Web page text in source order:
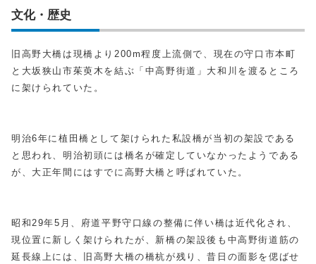
文化・歴史
旧高野大橋は現橋より200m程度上流側で、現在の守口市本町
と大坂狭山市茱萸木を結ぶ「中高野街道」大和川を渡るところ
に架けられていた。
明治6年に植田橋として架けられた私設橋が当初の架設である
と思われ、明治初頭には橋名が確定していなかったようである
が、大正年間にはすでに高野大橋と呼ばれていた。
昭和29年5月、府道平野守口線の整備に伴い橋は近代化され、
現位置に新しく架けられたが、新橋の架設後も中高野街道筋の
延長線上には、旧高野大橋の橋杭が残り、昔日の面影を偲ばせ